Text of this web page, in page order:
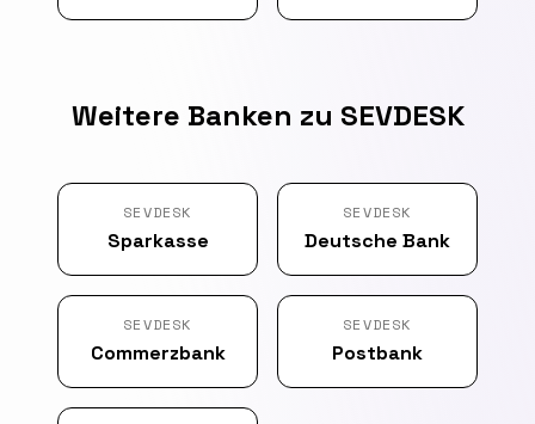
Weitere Banken zu SEVDESK
SEVDESK
Sparkasse
SEVDESK
Deutsche Bank
SEVDESK
Commerzbank
SEVDESK
Postbank